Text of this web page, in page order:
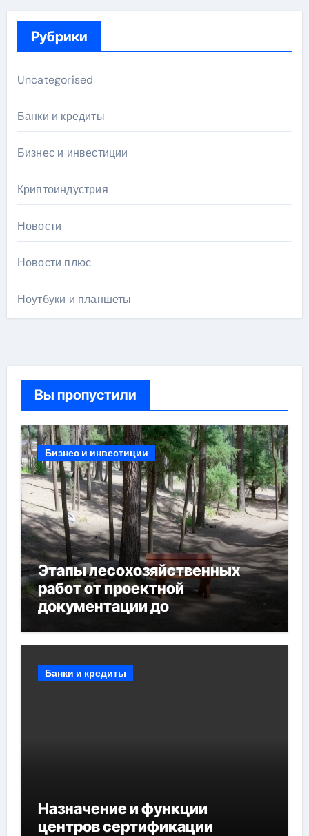
Рубрики
Uncategorised
Банки и кредиты
Бизнес и инвестиции
Криптоиндустрия
Новости
Новости плюс
Ноутбуки и планшеты
Вы пропустили
Бизнес и инвестиции
Этапы лесохозяйственных
работ от проектной
документации до
мероприятий и обустройства
Банки и кредиты
Назначение и функции
центров сертификации